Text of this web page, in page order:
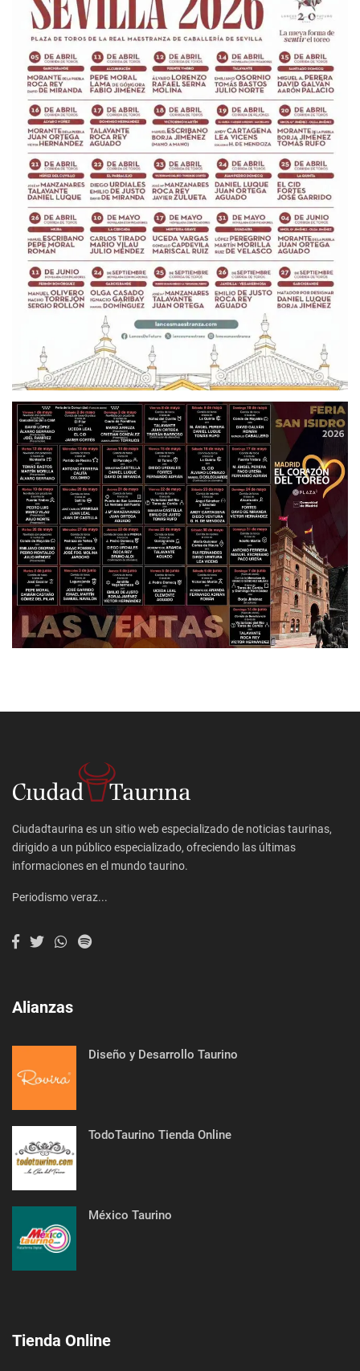
Ciudadtaurina es un sitio web especializado de noticias taurinas,
dirigido a un público especializado, ofreciendo las últimas
informaciones en el mundo taurino.
Periodismo veraz...
Alianzas
Diseño y Desarrollo Taurino
TodoTaurino Tienda Online
México Taurino
Tienda Online